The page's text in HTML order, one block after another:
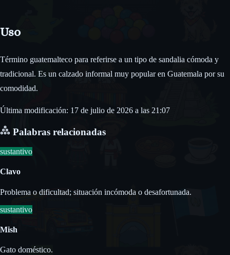
Uso
Término guatemalteco para referirse a un tipo de sandalia cómoda y
tradicional. Es un calzado informal muy popular en Guatemala por su
comodidad.
Última modificación: 17 de julio de 2026 a las 21:07
Palabras relacionadas
sustantivo
Clavo
Problema o dificultad; situación incómoda o desafortunada.
sustantivo
Mish
Gato doméstico.